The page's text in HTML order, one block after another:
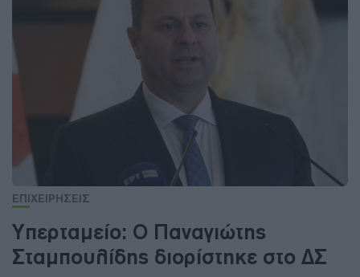
ΕΠΙΧΕΙΡΗΣΕΙΣ
Υπερταμείο: Ο Παναγιώτης
Σταμπουλίδης διορίστηκε στο ΔΣ